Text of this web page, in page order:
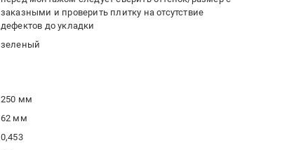
заказными и проверить плитку на отсутствие
дефектов до укладки
зеленый
250 мм
62 мм
0,453